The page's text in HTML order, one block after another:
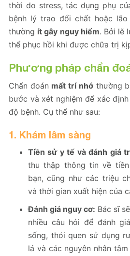
thời do stress, tác dụng phụ
bệnh lý trao đổi chất hoặc lão
thường ít gây nguy hiểm. Bởi lẽ
thể phục hồi khi được chữa trị
Phương pháp chẩn
Chẩn đoán mất trí nhớthường
bước và xét nghiệm để xác
độ bệnh. Cụ thể như sau:
1. Khám lâm sàng
Tiền sử y tế và đánh giá
thu thập thông tin về
bạn, cũng như các triệu
và thời gian xuất hiện của
Đánh giá nguy cơ: Bác sĩ
nhiều câu hỏi để đánh
sống, thói quen sử dụng
lá và các nguyên nhân